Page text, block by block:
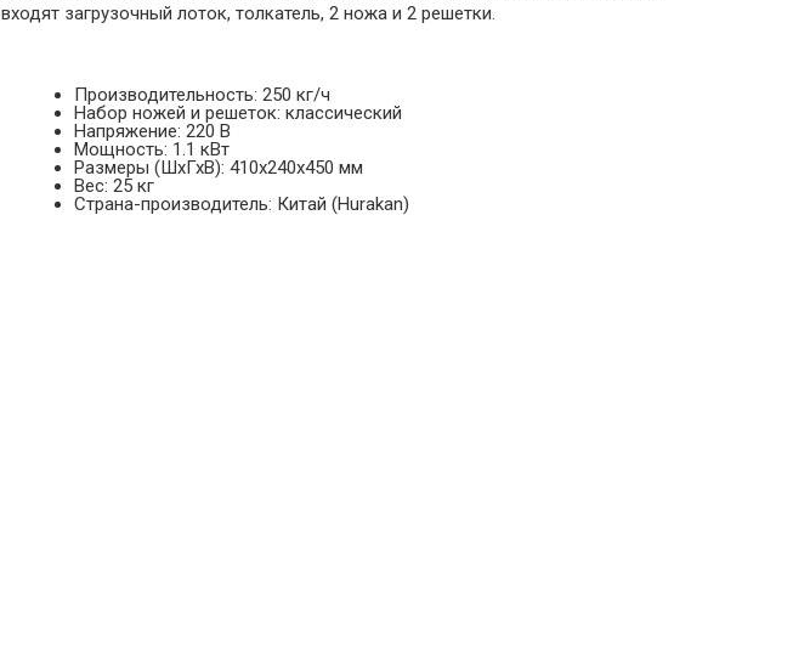
входят загрузочный лоток, толкатель, 2 ножа и 2 решетки.
Производительность: 250 кг/ч
Набор ножей и решеток: классический
Напряжение: 220 В
Мощность: 1.1 кВт
Размеры (ШхГхВ): 410х240х450 мм
Вес: 25 кг
Страна-производитель: Китай (Hurakan)